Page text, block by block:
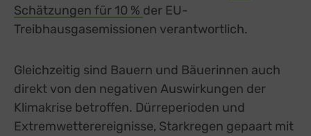
Schätzungen für 10 % external link, opens in a new
der EU-
Treibhausgasemissionen verantwortlich.
Gleichzeitig sind Bauern und Bäuerinnen auch
direkt von den negativen Auswirkungen der
Klimakrise betroffen. Dürreperioden und
Extremwetterereignisse, Starkregen gepaart mit